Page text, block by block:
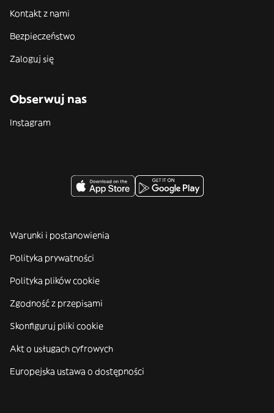
Kontakt z nami
Bezpieczeństwo
Zaloguj się
Obserwuj nas
Instagram
Warunki i postanowienia
Polityka prywatności
Polityka plików cookie
Zgodność z przepisami
Skonfiguruj pliki cookie
Akt o usługach cyfrowych
Europejska ustawa o dostępności